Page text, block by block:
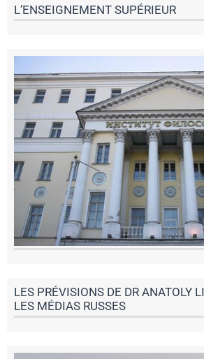
L’ENSEIGNEMENT SUPÉRIEUR
LES PRÉVISIONS DE DR ANATOLY
LES MÉDIAS RUSSES